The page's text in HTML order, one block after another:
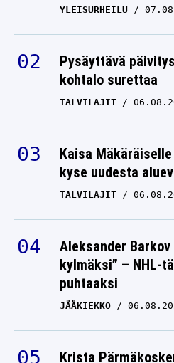
YLEISURHEILU
Pysäyttävä
kohtalo surettaa
TALVILAJIT
Kaisa
kyse uudesta
TALVILAJIT
Aleksander
kylmäksi” – NHL-
puhtaaksi
JÄÄKIEKKO
Krista